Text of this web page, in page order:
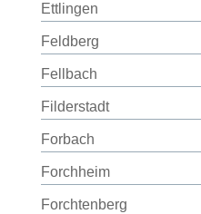
Ettlingen
Feldberg
Fellbach
Filderstadt
Forbach
Forchheim
Forchtenberg